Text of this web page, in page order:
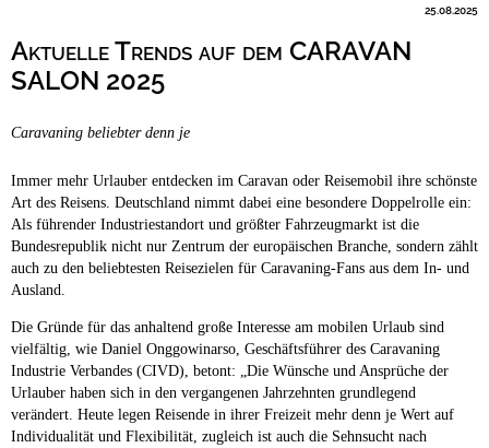
Ganzjährig geöffnet
Campingplätze
Aktuelle Trends auf dem CARAVAN
SALON 2025
25.08.2025
Caravaning beliebter denn je
Immer mehr Urlauber entdecken im Caravan oder Reisemobil ihre schönste
Art des Reisens. Deutschland nimmt dabei eine besondere Doppelrolle ein:
Als führender Industriestandort und größter Fahrzeugmarkt ist die
Bundesrepublik nicht nur Zentrum der europäischen Branche, sondern zählt
auch zu den beliebtesten Reisezielen für Caravaning-Fans aus dem In- und
Ausland.
Die Gründe für das anhaltend große Interesse am mobilen Urlaub sind
vielfältig, wie Daniel Onggowinarso, Geschäftsführer des Caravaning
Industrie Verbandes (CIVD), betont: „Die Wünsche und Ansprüche der
Urlauber haben sich in den vergangenen Jahrzehnten grundlegend
verändert. Heute legen Reisende in ihrer Freizeit mehr denn je Wert auf
Individualität und Flexibilität, zugleich ist auch die Sehnsucht nach